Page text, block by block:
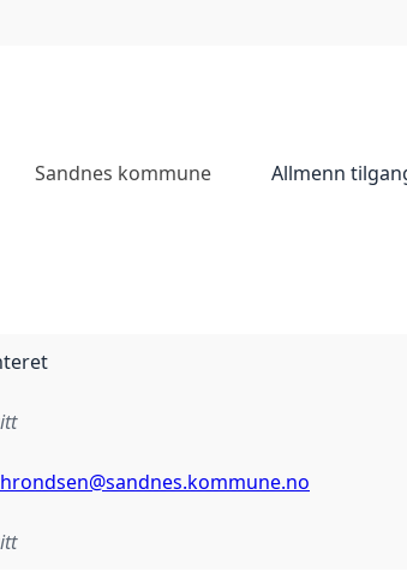
Sandnes kommune Allmenn